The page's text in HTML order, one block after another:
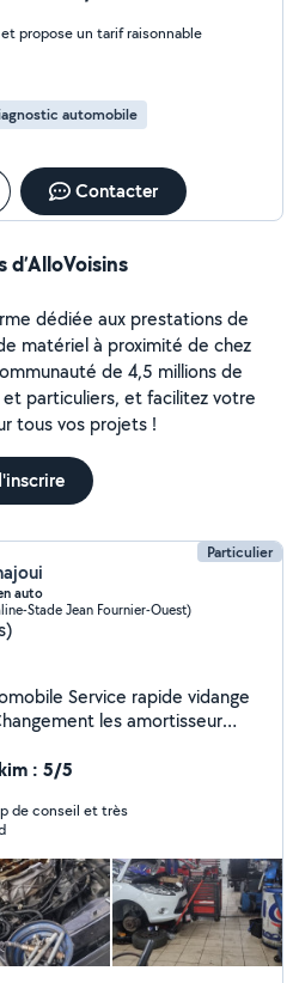
propose un tarif raisonnable
automobile
Contacter
d’AlloVoisins
dédiée aux prestations de
matériel à proximité de chez
de 4,5 millions de
particuliers, et facilitez votre
tous vos projets !
Particulier
auto
Stade Jean Fournier-Ouest)
Service rapide vidange
auto radio
: 5/5
de conseil et très